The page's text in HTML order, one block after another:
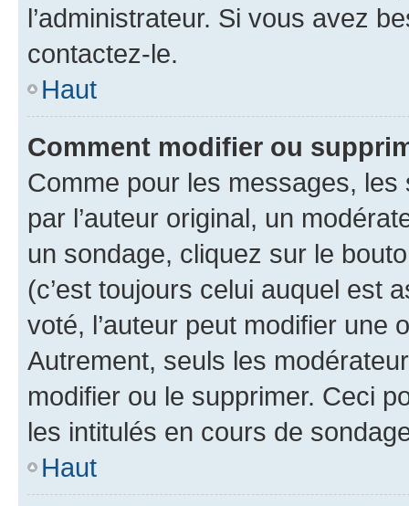
l’administrateur. Si vous avez
contactez-le.
Haut
Comment modifier ou
Comme pour les messages,
par l’auteur original, un
un sondage, cliquez sur le
(c’est toujours celui auquel est
voté, l’auteur peut modifier une
Autrement, seuls les
modifier ou le supprimer. Ceci
les intitulés en cours de
Haut